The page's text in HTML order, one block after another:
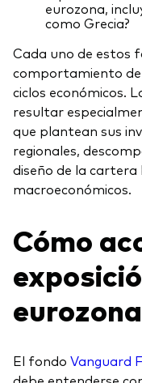
eurozona,
como Grecia?
Cada uno de estos
comportamiento de
ciclos económicos.
resultar
que plantean sus
regionales,
diseño de la
macroeconómicos.
Cómo
eurozona
El fondo Vanguard